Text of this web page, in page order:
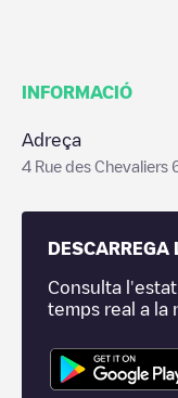
INFORMACIÓ
Adreça
4 Rue des Chevaliers
DESCARREGA
Consulta
temps real a la